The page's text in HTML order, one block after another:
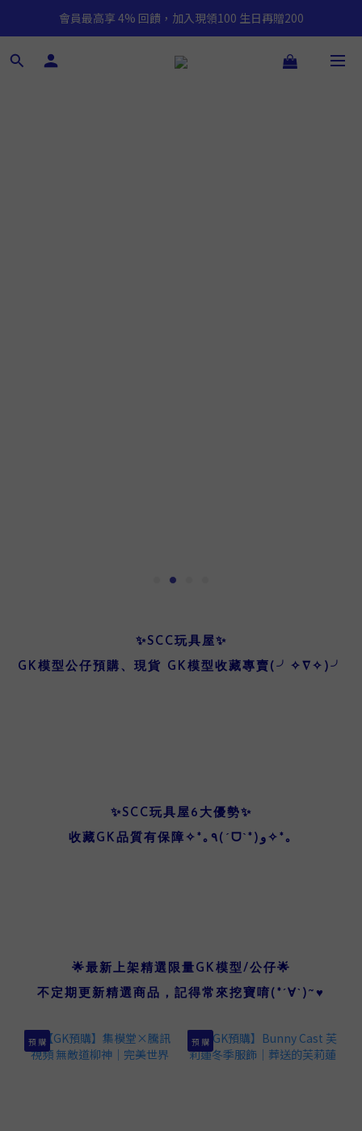
會員最高享 4% 回饋，加入現領100 生日再贈200
✨SCC玩具屋✨
GK模型公仔預購、現貨 GK模型收藏專賣(╯✧∇✧)╯
✨SCC玩具屋6大優勢✨
收藏GK品質有保障✧*｡٩(ˊᗜˋ*)و✧*｡
🌟最新上架精選限量GK模型/公仔🌟
不定期更新精選商品，記得常來挖寶唷(*´∀`)~♥
預 購 預 購